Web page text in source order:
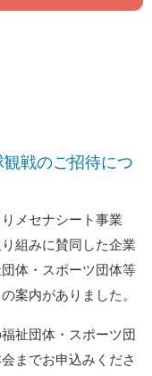
戦のご招待につ
メセナシート事業
組みに賛同した企業
体・スポーツ団体等
案内がありました。
祉団体・スポーツ団
までお申込みくださ